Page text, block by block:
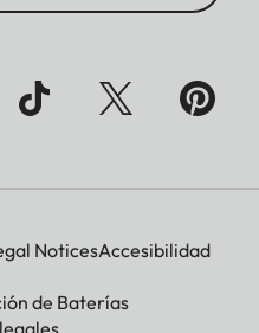
NoticesAccesibilidad
de Baterías